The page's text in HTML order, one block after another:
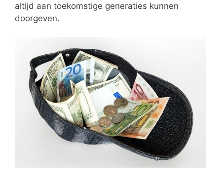
altijd aan toekomstige generaties kunnen
doorgeven.